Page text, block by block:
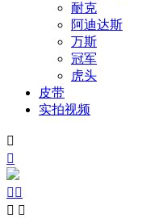
耐克
阿迪达斯
万斯
冠军
虎头
皮带
实拍视频


 
 